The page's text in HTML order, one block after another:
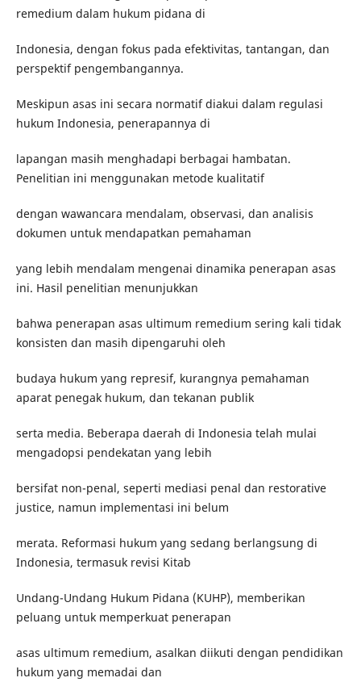
remedium dalam hukum pidana di
Indonesia, dengan fokus pada efektivitas, tantangan, dan
perspektif pengembangannya.
Meskipun asas ini secara normatif diakui dalam regulasi
hukum Indonesia, penerapannya di
lapangan masih menghadapi berbagai hambatan.
Penelitian ini menggunakan metode kualitatif
dengan wawancara mendalam, observasi, dan analisis
dokumen untuk mendapatkan pemahaman
yang lebih mendalam mengenai dinamika penerapan asas
ini. Hasil penelitian menunjukkan
bahwa penerapan asas ultimum remedium sering kali tidak
konsisten dan masih dipengaruhi oleh
budaya hukum yang represif, kurangnya pemahaman
aparat penegak hukum, dan tekanan publik
serta media. Beberapa daerah di Indonesia telah mulai
mengadopsi pendekatan yang lebih
bersifat non-penal, seperti mediasi penal dan restorative
justice, namun implementasi ini belum
merata. Reformasi hukum yang sedang berlangsung di
Indonesia, termasuk revisi Kitab
Undang-Undang Hukum Pidana (KUHP), memberikan
peluang untuk memperkuat penerapan
asas ultimum remedium, asalkan diikuti dengan pendidikan
hukum yang memadai dan